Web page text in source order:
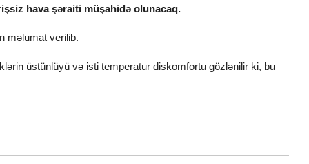
hava şəraiti müşahidə olunacaq.
məlumat verilib.
üstünlüyü və isti temperatur diskomfortu gözlənilir ki, bu